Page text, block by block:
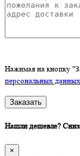
Нажимая на кнопку
персональных данных
Заказать
Нашли дешевле?
×